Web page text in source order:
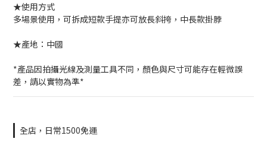
★使用方式
多場景使用，可拆成短款手提亦可放長斜挎，中長款掛脖
★產地：中國
*產品因拍攝光線及測量工具不同，顏色與尺寸可能存在輕微誤
差，請以實物為準*
全店，日常1500免運